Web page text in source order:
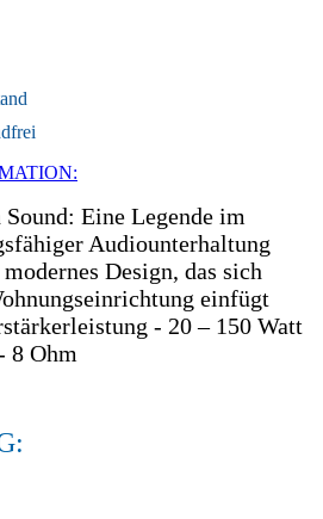
Eine Legende im
Audiounterhaltung
Design, das sich
einfügt
- 20 – 150 Watt
8 Ohm